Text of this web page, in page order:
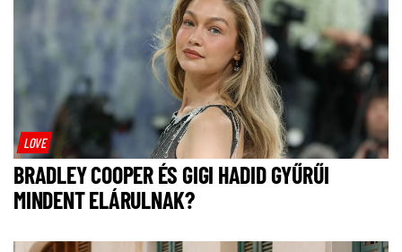
LOVE
BRADLEY COOPER ÉS GIGI HADID GYŰRŰI
MINDENT ELÁRULNAK?